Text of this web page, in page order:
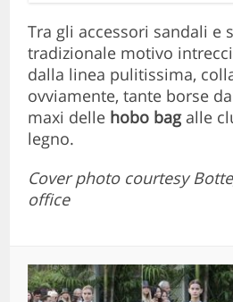
Tra gli accessori sandali e
tradizionale motivo
dalla linea pulitissima,
ovviamente, tante borse
maxi delle hobo bagalle
legno.
Cover photo courtesy
office